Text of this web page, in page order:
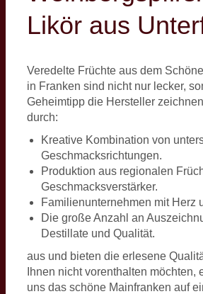
Likör aus
Veredelte Früchte aus dem
in Franken sind nicht nur lecker,
Geheimtipp die Hersteller
durch:
Kreative Kombination von
Geschmacksrichtungen.
Produktion aus regionalen
Geschmacksverstärker.
Familienunternehmen mit Herz
Die große Anzahl an
Destillate und Qualität.
aus und bieten die erlesene
Ihnen nicht vorenthalten möchten,
uns das schöne Mainfranken auf